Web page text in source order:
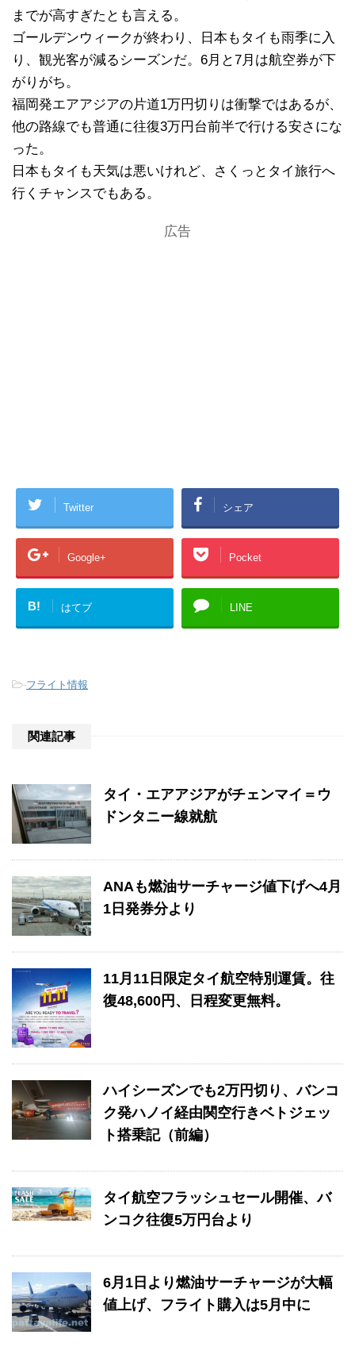
までが高すぎたとも言える。
ゴールデンウィークが終わり、日本もタイも雨季に入
り、観光客が減るシーズンだ。6月と7月は航空券が下
がりがち。
福岡発エアアジアの片道1万円切りは衝撃ではあるが、
他の路線でも普通に往復3万円台前半で行ける安さにな
った。
日本もタイも天気は悪いけれど、さくっとタイ旅行へ
行くチャンスでもある。
広告
Twitter シェア
Google+ Pocket
B! はてブ LINE
-フライト情報
関連記事
タイ・エアアジアがチェンマイ＝ウ
ドンタニー線就航
ANAも燃油サーチャージ値下げへ4月
1日発券分より
11月11日限定タイ航空特別運賃。往
復48,600円、日程変更無料。
ハイシーズンでも2万円切り、バンコ
ク発ハノイ経由関空行きベトジェッ
ト搭乗記（前編）
タイ航空フラッシュセール開催、バ
ンコク往復5万円台より
6月1日より燃油サーチャージが大幅
値上げ、フライト購入は5月中に